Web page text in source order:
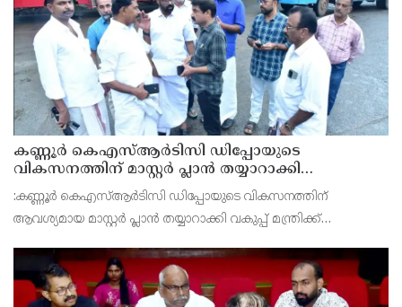
കണ്ണൂർ കെഎസ്ആർടിസി ഡിപ്പോയുടെ
വികസനത്തിന് മാസ്റ്റർ പ്ലാൻ തയ്യാറാക്കി
സമർപ്പിക്കും : ടി ഒ മോഹനൻ എം എൽ എ
:കണ്ണൂർ കെഎസ്ആർടിസി ഡിപ്പോയുടെ വികസനത്തിന്
ആവശ്യമായ മാസ്റ്റർ പ്ലാൻ തയ്യാറാക്കി വകുപ്പ് മന്ത്രിക്ക്
ഡിപ്പോയ്ക്ക് നാല് ഏക്കറിൽ അധികം വരുന്ന സ്ഥലമുണ്ട്